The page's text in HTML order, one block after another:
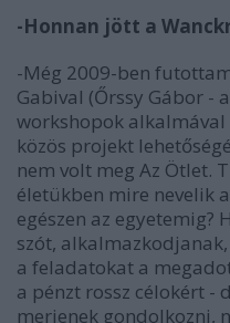
-Honnan jött a
-Még 2009-ben
Gabival (Őrssy Gábor -
workshopok
közös projekt
nem volt meg Az Ötlet.
életükben mire nevelik
egészen az
szót,
a feladatokat a
a pénzt rossz célokért -
merjenek gondolkozni,